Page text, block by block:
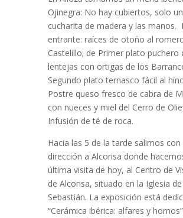
Ojinegra: No hay cubiertos, solo
cucharita de madera y las manos.
entrante: raíces de otoño al
Castelillo; de Primer plato puchero
lentejas con ortigas de los
Segundo plato ternasco fácil al
Postre queso fresco de cabra de
con nueces y miel del Cerro de
Infusión de té de roca.
Hacia las 5 de la tarde salimos con
dirección a Alcorisa donde
última visita de hoy, al Centro de
de Alcorisa, situado en la Iglesia de
Sebastián. La exposición está
“Cerámica ibérica: alfares y